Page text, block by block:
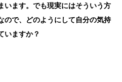
います。でも現実にはそういう方
ので、どのようにして自分の気持
いますか？